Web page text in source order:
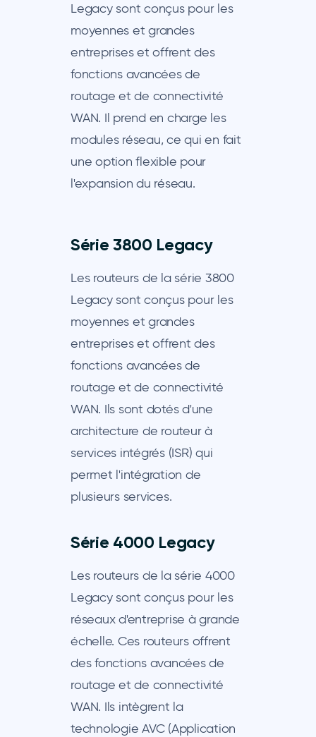
Legacy sont conçus pour les
moyennes et grandes
entreprises et offrent des
fonctions avancées de
routage et de connectivité
WAN. Il prend en charge les
modules réseau, ce qui en fait
une option flexible pour
l'expansion du réseau.
Série 3800 Legacy
Les routeurs de la série 3800
Legacy sont conçus pour les
moyennes et grandes
entreprises et offrent des
fonctions avancées de
routage et de connectivité
WAN. Ils sont dotés d'une
architecture de routeur à
services intégrés (ISR) qui
permet l'intégration de
plusieurs services.
Série 4000 Legacy
Les routeurs de la série 4000
Legacy sont conçus pour les
réseaux d'entreprise à grande
échelle. Ces routeurs offrent
des fonctions avancées de
routage et de connectivité
WAN. Ils intègrent la
technologie AVC (Application